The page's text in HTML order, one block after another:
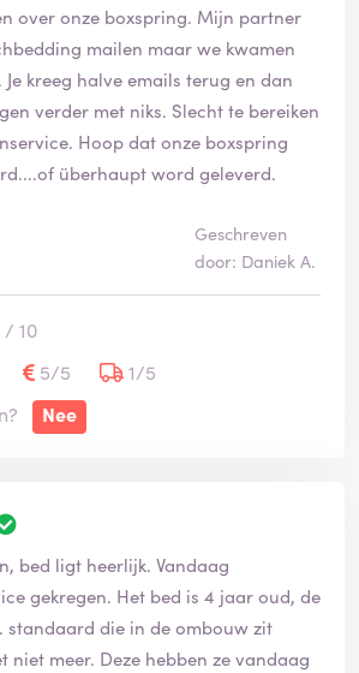
over onze boxspring. Mijn partner
mailen maar we kwamen
kreeg halve emails terug en dan
verder met niks. Slecht te bereiken
Hoop dat onze boxspring
überhaupt word geleverd.
Geschreven
door: Daniek A.
/ 10
5/5
1/5
Nee
bed ligt heerlijk. Vandaag
gekregen. Het bed is 4 jaar oud, de
standaard die in de ombouw zit
niet meer. Deze hebben ze vandaag